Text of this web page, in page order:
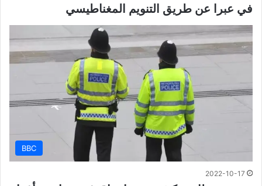
في عبرا عن طريق التنويم المغناطيسي
BBC
2022-10-17